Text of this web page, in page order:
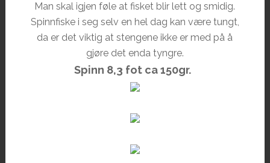
Man skal igjen føle at fisket blir lett og smidig.
Spinnfiske i seg selv en hel dag kan være tungt,
da er det viktig at stengene ikke er med på å
gjøre det enda tyngre.
Spinn 8,3 fot ca 150gr.